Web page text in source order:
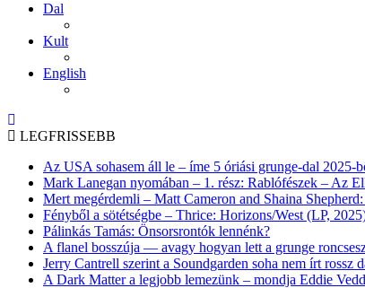
Dal
Kult
English
LEGFRISSEBB
Az USA sohasem áll le – íme 5 óriási grunge-dal 2025-
Mark Lanegan nyomában – 1. rész: Rablófészek – Az
Mert megérdemli – Matt Cameron and Shaina
Fényből a sötétségbe – Thrice: Horizons/West (LP,
Pálinkás Tamás: Önsorsrontók lennénk?
A flanel bosszúja — avagy hogyan lett a grunge
Jerry Cantrell szerint a Soundgarden soha nem írt rossz
A Dark Matter a legjobb lemezünk – mondja Eddie